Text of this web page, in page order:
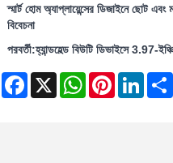
স্মার্ট হোম অ্যাপ্লায়েন্সের ডিজাইনে ছোট
বিবেচনা
পরবর্তী:হ্যান্ডহেল্ড বিউটি ডিভাইসে 3.97-
Facebook
X WhatsAppPinterest